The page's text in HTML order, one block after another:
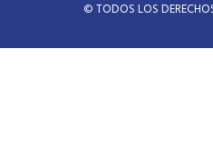
© TODOS LOS